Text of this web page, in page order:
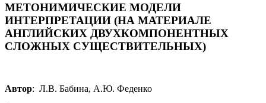
МЕТОНИМИЧЕСКИЕ МОДЕЛИ
ИНТЕРПРЕТАЦИИ (НА МАТЕРИАЛЕ
АНГЛИЙСКИХ ДВУХКОМПОНЕНТНЫХ
СЛОЖНЫХ СУЩЕСТВИТЕЛЬНЫХ)
Автор: Л.В. Бабина, А.Ю. Феденко